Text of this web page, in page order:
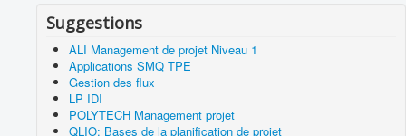
Suggestions
ALI Management de projet Niveau 1
Applications SMQ TPE
Gestion des flux
LP IDI
POLYTECH Management projet
QLIO: Bases de la planification de projet